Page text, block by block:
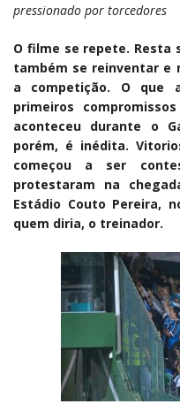
pressionado por torcedores
O filme se repete. Resta
também se reinventar e
a competição. O que
primeiros
aconteceu durante o
porém, é inédita.
começou a ser
protestaram na
Estádio Couto Pereira,
quem diria, o treinador.